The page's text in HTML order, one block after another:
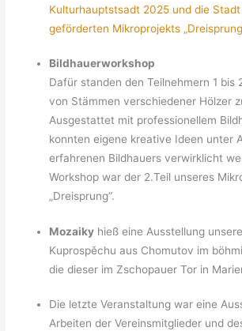
Kulturhauptstsadt 2025 und die
geförderten Mikroprojekts
Bildhauerworkshop
Dafür standen den Teilnehmern 1 bis
von Stämmen verschiedener Hölzer
Ausgestattet mit professionellem
konnten eigene kreative Ideen unter
erfahrenen Bildhauers verwirklicht
Workshop war der 2.Teil unseres
„Dreisprung“.
Mozaiky hieß eine Ausstellung
Kuprospěchu aus Chomutov im
die dieser im Zschopauer Tor in
Die letzte Veranstaltung war eine
Arbeiten der Vereinsmitglieder und